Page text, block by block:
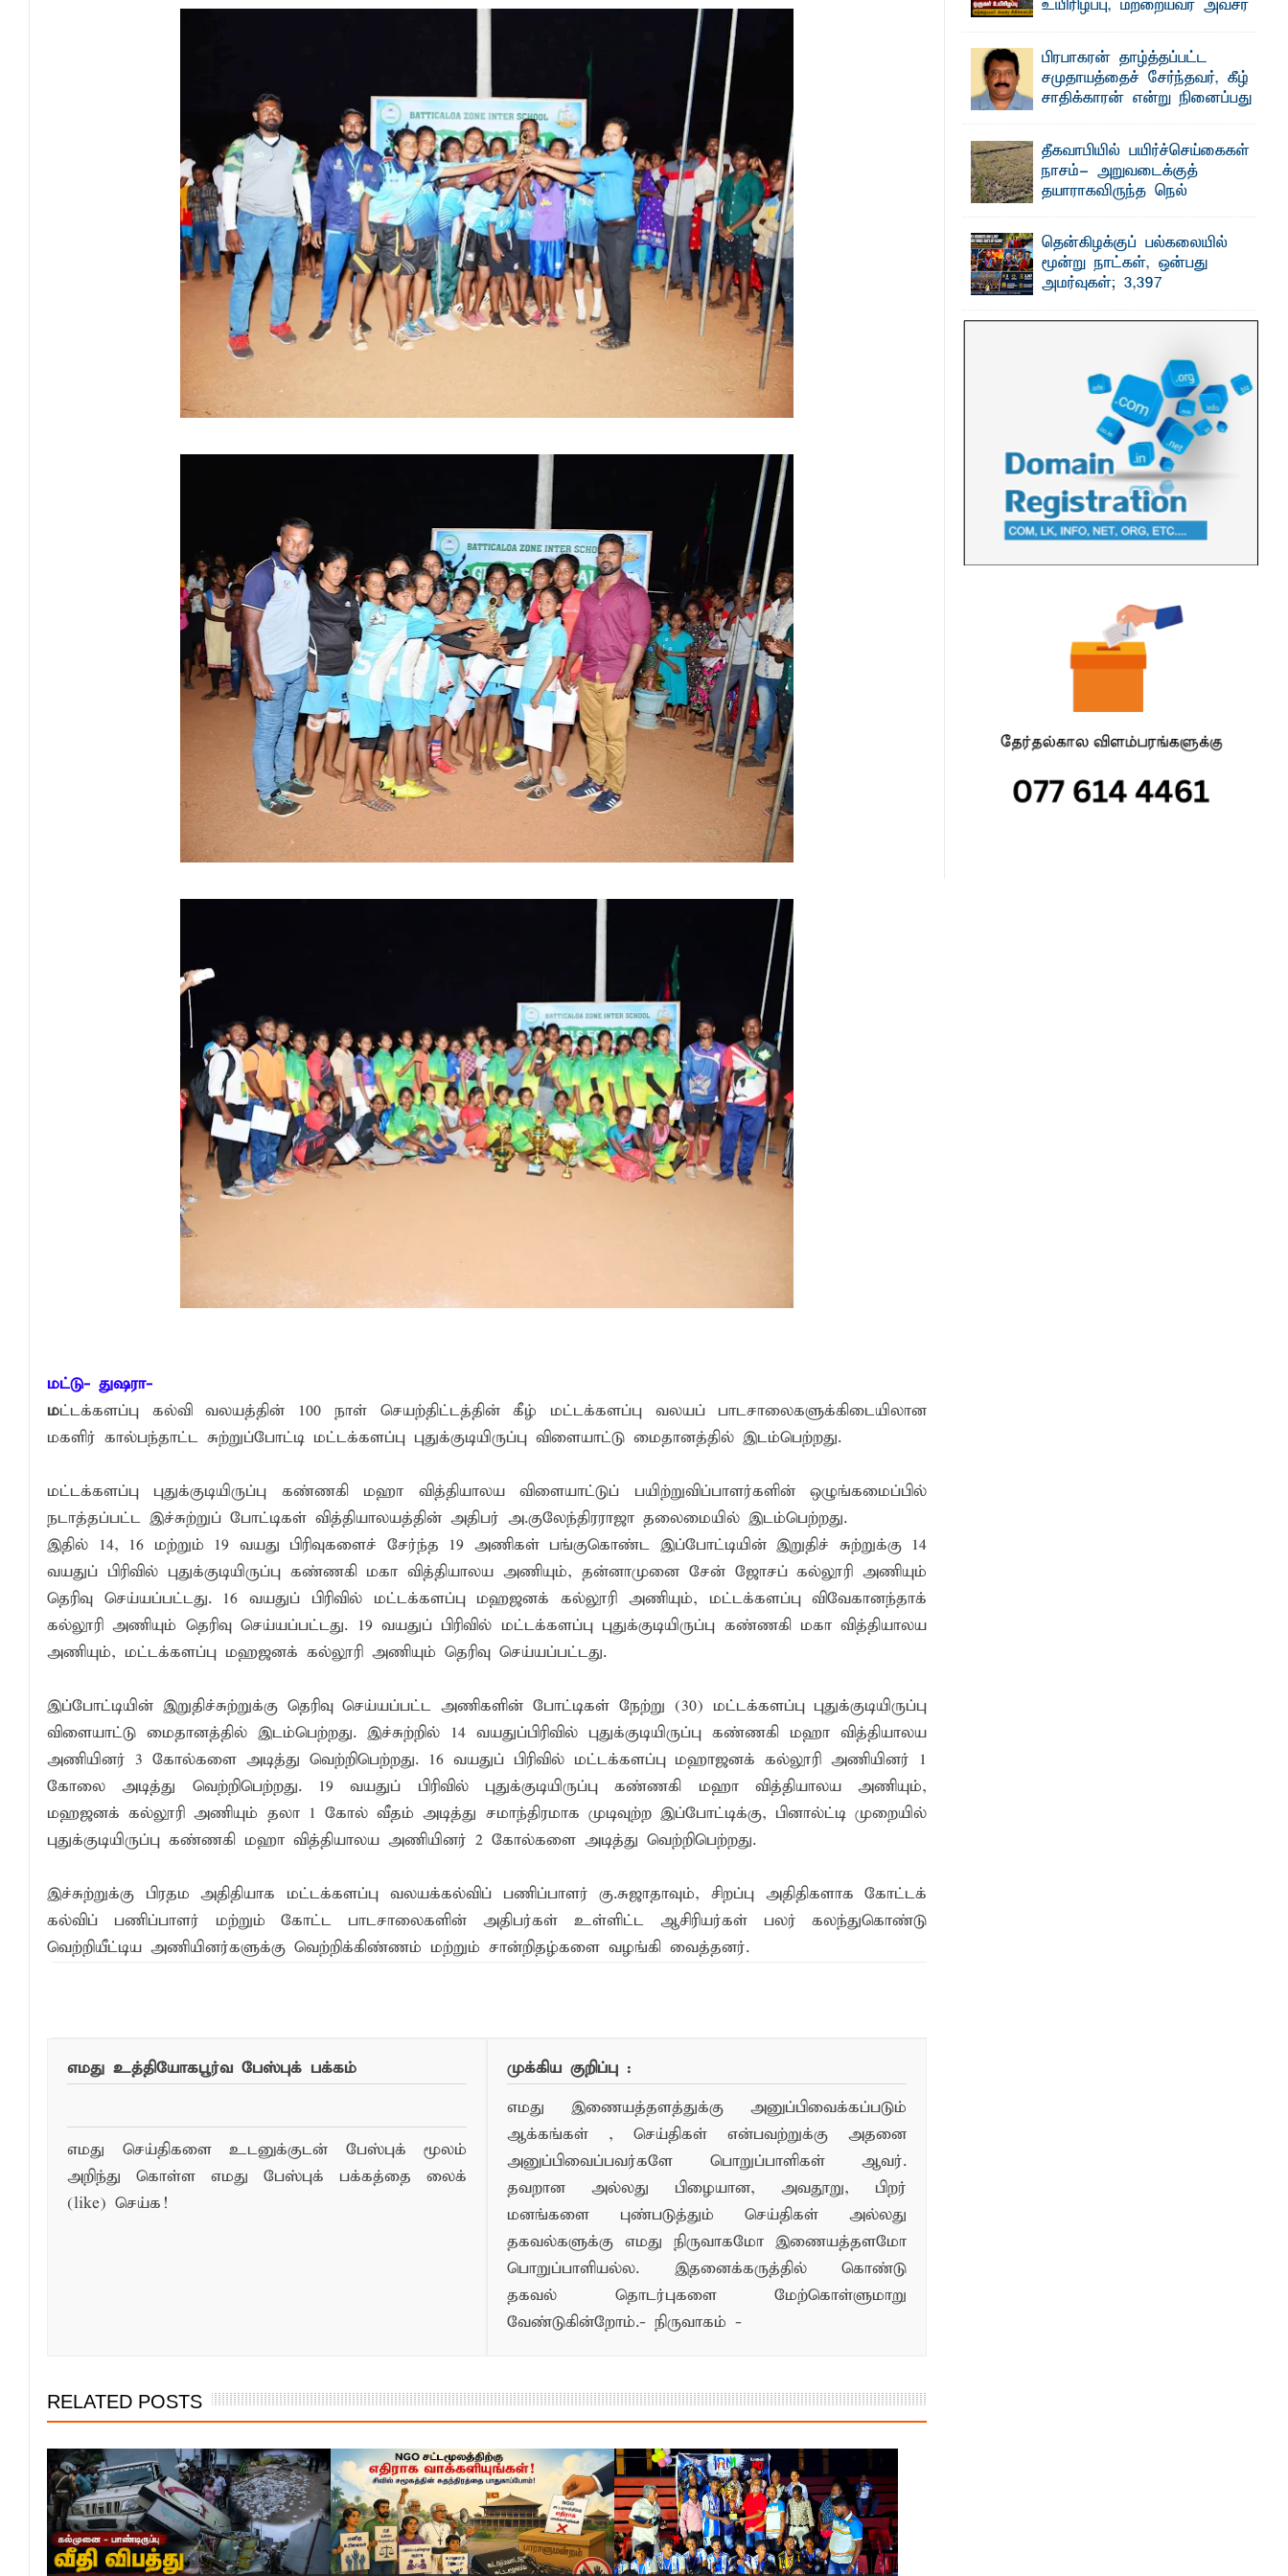
நிதி மோசடிகளைத் தடுப்பதற்காக மத்திய வங்கி – பொலிஸார் இணைந்து அம்பாறையில் விசேட விழிப்புணர்வு
பொலிஸ் சிறைக்கூடத்தை வீடியோ எடுத்த சந்தேக நபருக்கு சரீரப் பிணை-கல்முனை நீதிவான் நீதிமன்றம் உத்தரவு
15 ஆண்டுகால அர்ப்பணிப்புச் சேவைக்கு எம்.ஏ.எம். ரயீஸுக்கு உணர்வுபூர்வமான பிரியாவிடை
மட்டு- துஷரா-
மட்டக்களப்பு கல்வி வலயத்தின் 100 நாள் செயற்திட்டத்தின் கீழ் மட்டக்களப்பு வலயப் பாடசாலைகளுக்கிடையிலான
மகளிர் கால்பந்தாட்ட சுற்றுப்போட்டி மட்டக்களப்பு புதுக்குடியிருப்பு விளையாட்டு மைதானத்தில் இடம்பெற்றது.
மட்டக்களப்பு புதுக்குடியிருப்பு கண்ணகி மஹா வித்தியாலய விளையாட்டுப் பயிற்றுவிப்பாளர்களின் ஒழுங்கமைப்பில்
நடாத்தப்பட்ட இச்சுற்றுப் போட்டிகள் வித்தியாலயத்தின் அதிபர் அ.குலேந்திரராஜா தலைமையில் இடம்பெற்றது.
இதில் 14, 16 மற்றும் 19 வயது பிரிவுகளைச் சேர்ந்த 19 அணிகள் பங்குகொண்ட இப்போட்டியின் இறுதிச் சுற்றுக்கு 14
வயதுப் பிரிவில் புதுக்குடியிருப்பு கண்ணகி மகா வித்தியாலய அணியும், தன்னாமுனை சேன் ஜோசப் கல்லூரி அணியும்
தெரிவு செய்யப்பட்டது. 16 வயதுப் பிரிவில் மட்டக்களப்பு மஹஜனக் கல்லூரி அணியும், மட்டக்களப்பு விவேகானந்தாக்
கல்லூரி அணியும் தெரிவு செய்யப்பட்டது. 19 வயதுப் பிரிவில் மட்டக்களப்பு புதுக்குடியிருப்பு கண்ணகி மகா வித்தியாலய
அணியும், மட்டக்களப்பு மஹஜனக் கல்லூரி அணியும் தெரிவு செய்யப்பட்டது.
இப்போட்டியின் இறுதிச்சுற்றுக்கு தெரிவு செய்யப்பட்ட அணிகளின் போட்டிகள் நேற்று (30) மட்டக்களப்பு புதுக்குடியிருப்பு
விளையாட்டு மைதானத்தில் இடம்பெற்றது. இச்சுற்றில் 14 வயதுப்பிரிவில் புதுக்குடியிருப்பு கண்ணகி மஹா வித்தியாலய
அணியினர் 3 கோல்களை அடித்து வெற்றிபெற்றது. 16 வயதுப் பிரிவில் மட்டக்களப்பு மஹாஜனக் கல்லூரி அணியினர் 1
கோலை அடித்து வெற்றிபெற்றது. 19 வயதுப் பிரிவில் புதுக்குடியிருப்பு கண்ணகி மஹா வித்தியாலய அணியும்,
மஹஜனக் கல்லூரி அணியும் தலா 1 கோல் வீதம் அடித்து சமாந்திரமாக முடிவுற்ற இப்போட்டிக்கு, பினால்ட்டி முறையில்
புதுக்குடியிருப்பு கண்ணகி மஹா வித்தியாலய அணியினர் 2 கோல்களை அடித்து வெற்றிபெற்றது.
இச்சுற்றுக்கு பிரதம அதிதியாக மட்டக்களப்பு வலயக்கல்விப் பணிப்பாளர் கு.சுஜாதாவும், சிறப்பு அதிதிகளாக கோட்டக்
கல்விப் பணிப்பாளர் மற்றும் கோட்ட பாடசாலைகளின் அதிபர்கள் உள்ளிட்ட ஆசிரியர்கள் பலர் கலந்துகொண்டு
வெற்றியீட்டிய அணியினர்களுக்கு வெற்றிக்கிண்ணம் மற்றும் சான்றிதழ்களை வழங்கி வைத்தனர்.
எமது உத்தியோகபூர்வ பேஸ்புக் பக்கம்
எமது செய்திகளை உடனுக்குடன் பேஸ்புக் மூலம்
அறிந்து கொள்ள எமது பேஸ்புக் பக்கத்தை லைக்
(like) செய்க!
முக்கிய குறிப்பு :
எமது இணையத்தளத்துக்கு அனுப்பிவைக்கப்படும்
ஆக்கங்கள் , செய்திகள் என்பவற்றுக்கு அதனை
அனுப்பிவைப்பவர்களே பொறுப்பாளிகள் ஆவர்.
தவறான அல்லது பிழையான, அவதூறு, பிறர்
மனங்களை புண்படுத்தும் செய்திகள் அல்லது
தகவல்களுக்கு எமது நிருவாகமோ இணையத்தளமோ
பொறுப்பாளியல்ல. இதனைக்கருத்தில் கொண்டு
தகவல் தொடர்புகளை மேற்கொள்ளுமாறு
வேண்டுகின்றோம்.- நிருவாகம் -
RELATED POSTS
உயிரிழப்பு, மற்றையவர் அவசர
அனுமதிக்கப்பட்டுள்ளார்.
ஷனா- அ ம்பாறை மாவட்டம் கல்முனை
ஆதார வைத்தியசாலைக்கு அருகாமையில்
உள்ள கல்முனை - பாண்டிருப்பு ...
பிரபாகரன் தாழ்த்தப்பட்ட
சமுதாயத்தைச் சேர்ந்தவர், கீழ்
சாதிக்காரன் என்று நினைப்பது
சரியா..?
விடுதலைப் புலிகளின் தலைவர் பிரபாகரன்
அவர்கள் வெள்ளாளரல்லாதவர் என்பதால்
அவர் தாழ்த்தப்பட்ட ...
தீகவாபியில் பயிர்ச்செய்கைகள்
நாசம்- அறுவடைக்குத்
தயாராகவிருந்த நெல்
காட்டு யானைகள்
பாறுக் ஷிஹான்- அ ம்பாறை மாவட்டத்தின்
தீகவாபி பிரதேசத்தில் அறுவடைக்குத்
தயாரான நிலையில் காணப்பட்ட பல ...
தென்கிழக்குப் பல்கலையில்
மூன்று நாட்கள், ஒன்பது
அமர்வுகள்; 3,397
சிறந்த மாணவர்களுக்கு
எம்.வை. அமீர்- ஒ லுவிலில் அமைந்துள்ள
தென்கிழக்குப் பல்கலைக்கழகத்தின்
18ஆவது பொதுப் பட்டமளிப்பு விழா ...